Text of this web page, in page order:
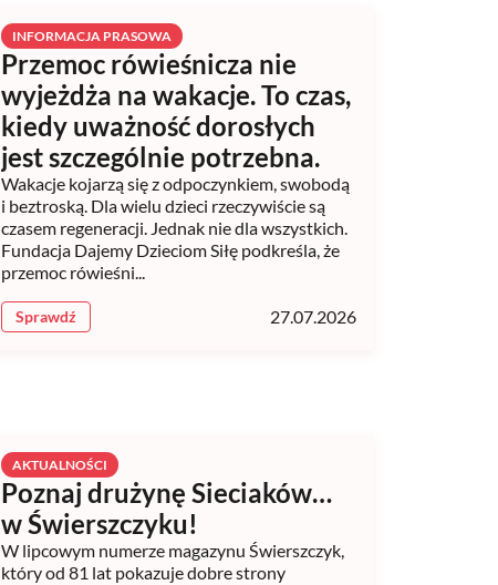
INFORMACJA PRASOWA
Przemoc rówieśnicza nie
wyjeżdża na wakacje. To czas,
kiedy uważność dorosłych
jest szczególnie potrzebna.
Wakacje kojarzą się z odpoczynkiem, swobodą
i beztroską. Dla wielu dzieci rzeczywiście są
czasem regeneracji. Jednak nie dla wszystkich.
Fundacja Dajemy Dzieciom Siłę podkreśla, że
przemoc rówieśni...
Sprawdź 27.07.2026
AKTUALNOŚCI
Poznaj drużynę Sieciaków…
w Świerszczyku!
W lipcowym numerze magazynu Świerszczyk,
który od 81 lat pokazuje dobre strony